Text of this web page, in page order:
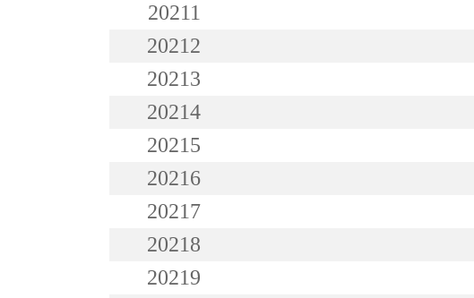
20211
20212
20213
20214
20215
20216
20217
20218
20219